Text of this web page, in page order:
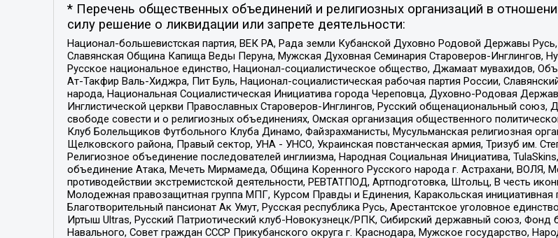
* Перечень общественных объединений и религиозных организаций в
силу решение о ликвидации или запрете деятельности:
Национал-большевистская партия, ВЕК РА, Рада земли Кубанской Духовно Родовой Державы
Славянская Община Капища Веды Перуна, Мужская Духовная Семинария Староверов-Инглингов,
Русское национальное единство, Национал-социалистическое общество, Джамаат мувахидов,
Ат-Такфир Валь-Хиджра, Пит Буль, Национал-социалистическая рабочая партия России,
народа, Национальная Социалистическая Инициатива города Череповца, Духовно-Родовая
Инглистической церкви Православных Староверов-Инглингов, Русский общенациональный союз,
свободе совести и о религиозных объединениях, Омская организация общественного
Клуб Болельщиков Футбольного Клуба Динамо, Файзрахманисты, Мусульманская религиозная
Щелковского района, Правый сектор, УНА - УНСО, Украинская повстанческая армия, Тризуб им.
Религиозное объединение последователей инглиизма, Народная Социальная Инициатива,
объединение Атака, Мечеть Мирмамеда, Община Коренного Русского народа г. Астрахани, ВОЛЯ,
противодействии экстремистской деятельности, РЕВТАТПОД, Артподготовка, Штольц, В честь
Молодежная правозащитная группа МПГ, Курсом Правды и Единения, Каракольская
Благотворительный пансионат Ак Умут, Русская республика Русь, Арестантское уголовное
Иртыш Ultras, Русский Патриотический клуб-Новокузнецк/РПК, Сибирский державный союз,
Навального, Совет граждан СССР Прикубанского округа г. Краснодара, Мужское государство,